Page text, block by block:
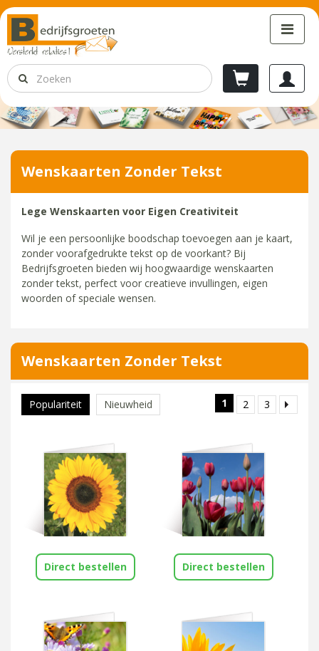
Wenskaarten Zonder Tekst
Lege Wenskaarten voor Eigen Creativiteit
Wil je een persoonlijke boodschap toevoegen aan je kaart,
zonder voorafgedrukte tekst op de voorkant? Bij
Bedrijfsgroeten bieden wij hoogwaardige wenskaarten
zonder tekst, perfect voor creatieve invullingen, eigen
woorden of speciale wensen.
Wenskaarten Zonder Tekst
Populariteit Nieuwheid 1 2 3
Direct bestellen Direct bestellen